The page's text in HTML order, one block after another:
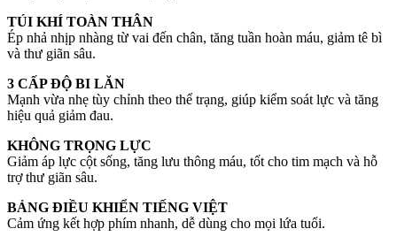
TÚI KHÍ TOÀN THÂN
Ép nhả nhịp nhàng từ vai đến chân, tăng tuần hoàn máu, giảm tê bì
và thư giãn sâu.
3 CẤP ĐỘ BI LĂN
Mạnh vừa nhẹ tùy chỉnh theo thể trạng, giúp kiểm soát lực và tăng
hiệu quả giảm đau.
KHÔNG TRỌNG LỰC
Giảm áp lực cột sống, tăng lưu thông máu, tốt cho tim mạch và hỗ
trợ thư giãn sâu.
BẢNG ĐIỀU KHIỂN TIẾNG VIỆT
Cảm ứng kết hợp phím nhanh, dễ dùng cho mọi lứa tuổi.